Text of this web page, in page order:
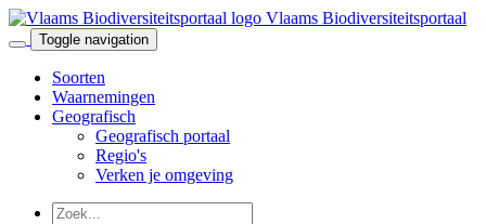
Vlaams Biodiversiteitsportaal
Toggle navigation
Soorten
Waarnemingen
Geografisch
Geografisch portaal
Regio's
Verken je omgeving